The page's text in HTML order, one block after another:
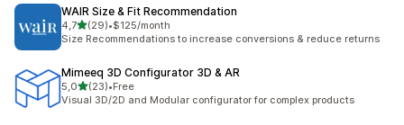
WAIR Size & Fit Recommendation
4,7de 5 estrelas
(29)
29 total de avaliações
•$125/month
Size Recommendations to increase conversions & reduce returns
Mimeeq 3D Configurator 3D & AR
5,0de 5 estrelas
(23)
23 total de avaliações
•Free
Visual 3D/2D and Modular configurator for complex products